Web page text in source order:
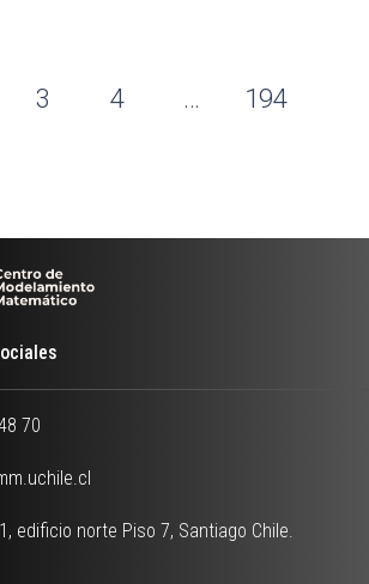
3 4 … 194
70
edificio norte Piso 7, Santiago Chile.